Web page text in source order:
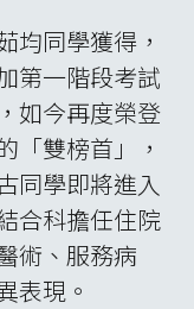
均同學獲得，
第一階段考試
如今再度榮登
「雙榜首」，
同學即將進入
合科擔任住院
術、服務病
表現。